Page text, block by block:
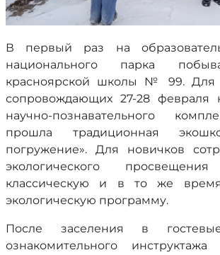
В первый раз на
национального парка
красноярской школы № 99. Для
сопровождающих 27-28 февраля
научно-познавательного
прошла традиционная
погружение». Для новичков
экологического
классическую и в то же
экологическую программу.
После заселения в
ознакомительного